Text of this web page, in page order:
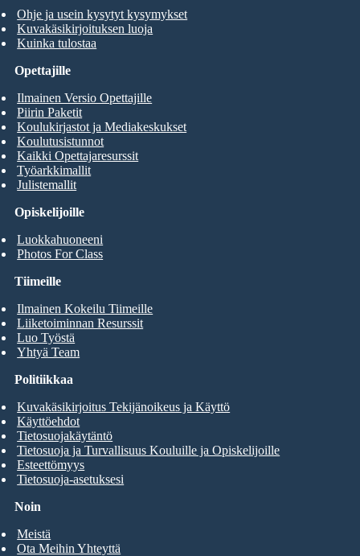
Ohje ja usein kysytyt kysymykset
Kuvakäsikirjoituksen luoja
Kuinka tulostaa
Opiskelijoille
Luokkahuoneeni
Photos For Class
Opettajille
Ilmainen Versio Opettajille
Piirin Paketit
Koulukirjastot ja Mediakeskukset
Koulutusistunnot
Kaikki Opettajaresurssit
Työarkkimallit
Julistemallit
Tiimeille
Ilmainen Kokeilu Tiimeille
Liiketoiminnan Resurssit
Luo Työstä
Yhtyä Team
Noin
Meistä
Ota Meihin Yhteyttä
Politiikkaa
Kuvakäsikirjoitus Tekijänoikeus ja Käyttö
Käyttöehdot
Tietosuojakäytäntö
Tietosuoja ja Turvallisuus Kouluille ja Opiskelijoille
Esteettömyys
Tietosuoja-asetuksesi